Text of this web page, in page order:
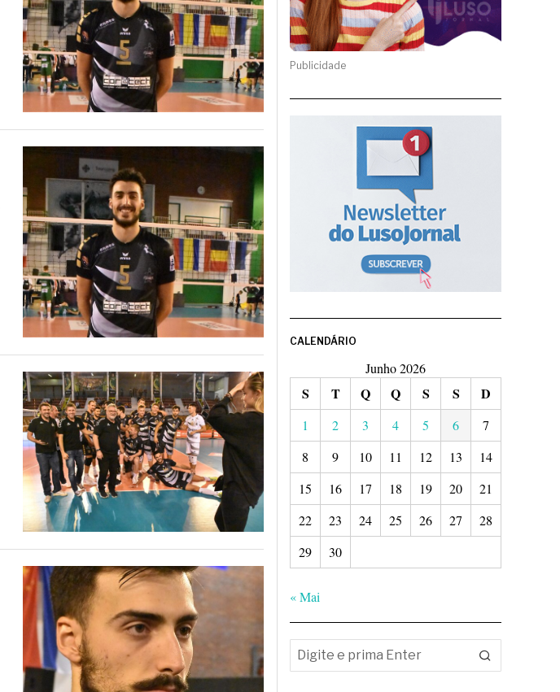
Publicidade
CALENDÁRIO
Junho 2026
S T Q Q S S D
1 2 3 4 5 6
7
8
9 10 11 12 13
14
15
16 17 18 19 20
21
22
23 24 25 26 27
28
29
30
« Mai